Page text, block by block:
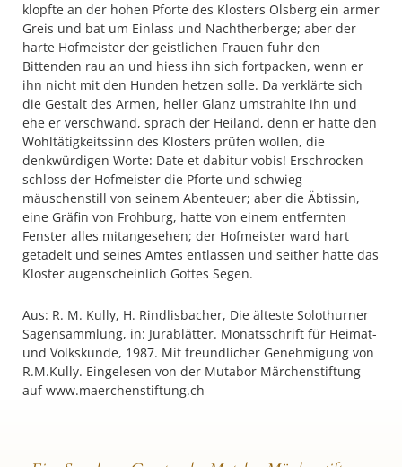
klopfte an der hohen Pforte des Klosters Olsberg ein armer
Greis und bat um Einlass und Nachtherberge; aber der
harte Hofmeister der geistlichen Frauen fuhr den
Bittenden rau an und hiess ihn sich fortpacken, wenn er
ihn nicht mit den Hunden hetzen solle. Da verklärte sich
die Gestalt des Armen, heller Glanz umstrahlte ihn und
ehe er verschwand, sprach der Heiland, denn er hatte den
Wohltätigkeitssinn des Klosters prüfen wollen, die
denkwürdigen Worte: Date et dabitur vobis! Erschrocken
schloss der Hofmeister die Pforte und schwieg
mäuschenstill von seinem Abenteuer; aber die Äbtissin,
eine Gräfin von Frohburg, hatte von einem entfernten
Fenster alles mitangesehen; der Hofmeister ward hart
getadelt und seines Amtes entlassen und seither hatte das
Kloster augenscheinlich Gottes Segen.
Aus: R. M. Kully, H. Rindlisbacher, Die älteste Solothurner
Sagensammlung, in: Jurablätter. Monatsschrift für Heimat-
und Volkskunde, 1987. Mit freundlicher Genehmigung von
R.M.Kully. Eingelesen von der Mutabor Märchenstiftung
auf www.maerchenstiftung.ch